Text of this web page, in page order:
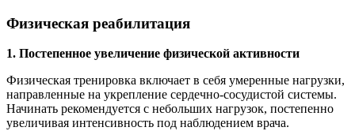
Физическая реабилитация
1. Постепенное увеличение физической активности
Физическая тренировка включает в себя умеренные нагрузки,
направленные на укрепление сердечно-сосудистой системы.
Начинать рекомендуется с небольших нагрузок, постепенно
увеличивая интенсивность под наблюдением врача.